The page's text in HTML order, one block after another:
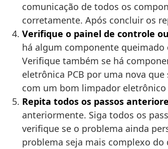
comunicação de todos os
corretamente. Após concluir os
Verifique o painel de controle
há algum componente
Verifique também se há
eletrônica PCB por uma nova
com um bom limpador
Repita todos os passos
anteriormente. Siga todos os
verifique se o problema ainda
problema seja mais complexo